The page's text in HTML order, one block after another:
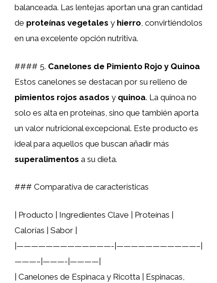
balanceada. Las lentejas aportan una gran cantidad
de proteínas vegetales y hierro, convirtiéndolos
en una excelente opción nutritiva.
#### 5. Canelones de Pimiento Rojo y Quinoa
Estos canelones se destacan por su relleno de
pimientos rojos asados y quinoa. La quinoa no
solo es alta en proteínas, sino que también aporta
un valor nutricional excepcional. Este producto es
ideal para aquellos que buscan añadir más
superalimentos a su dieta.
### Comparativa de características
| Producto | Ingredientes Clave | Proteínas |
Calorías | Sabor |
|—————————————-|———————————–|
———–|———-|————|
| Canelones de Espinaca y Ricotta | Espinacas,